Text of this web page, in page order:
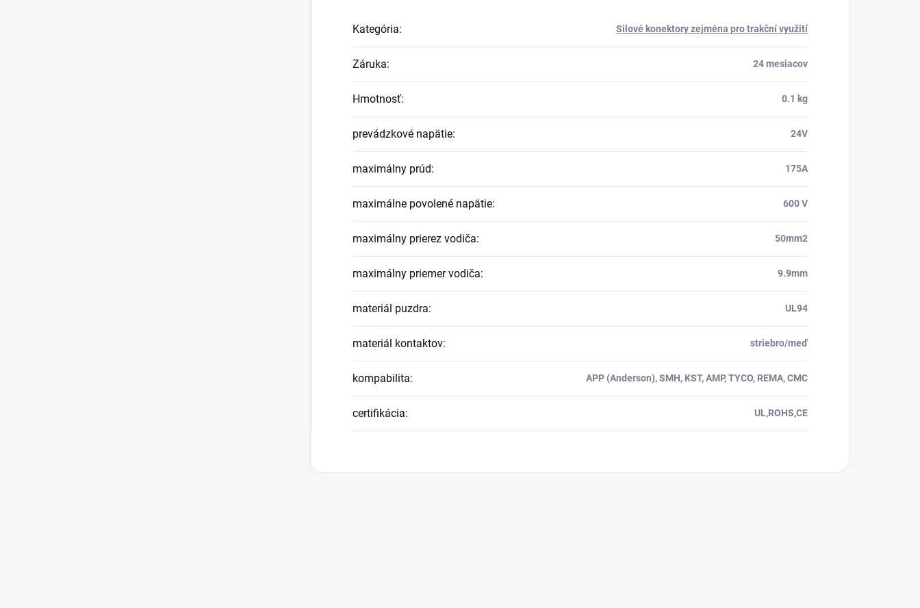
Kategória: Silové konektory zejména pro trakční využití
Záruka: 24 mesiacov
Hmotnosť: 0.1 kg
prevádzkové napätie: 24V
maximálny prúd: 175A
maximálne povolené napätie: 600 V
maximálny prierez vodiča: 50mm2
maximálny priemer vodiča: 9.9mm
materiál puzdra: UL94
materiál kontaktov: striebro/meď
kompabilita: APP (Anderson), SMH, KST, AMP, TYCO, REMA, CMC
certifikácia: UL,ROHS,CE